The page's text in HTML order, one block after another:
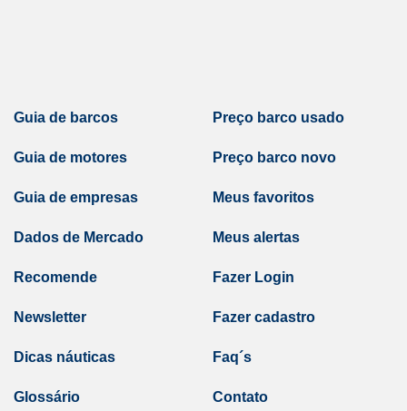
Guia de barcos
Guia de motores
Guia de empresas
Dados de Mercado
Preço barco usado
Preço barco novo
Meus favoritos
Meus alertas
Recomende
Newsletter
Dicas náuticas
Glossário
Fazer Login
Fazer cadastro
Faq´s
Contato